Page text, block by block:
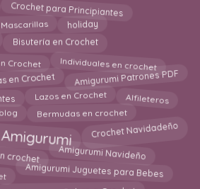
Crochet para Principiantes
Mascarillas holiday
Bisutería en Crochet
Crochet Individuales en crochet
en Crochet Amigurumi Patrones PDF
Lazos en Crochet Alfileteros
blog Bermudas en crochet
Crochet Navidadeño
crochet Amigurumi Navideño
Amigurumi Juguetes para Bebes